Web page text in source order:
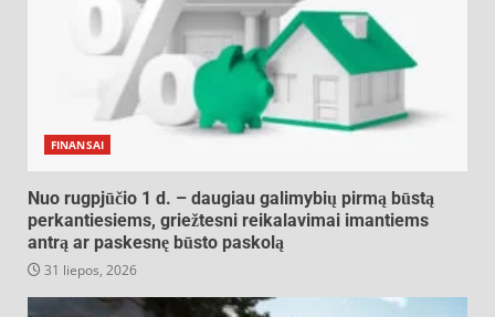
FINANSAI
Nuo rugpjūčio 1 d. – daugiau galimybių pirmą būstą
perkantiesiems, griežtesni reikalavimai imantiems
antrą ar paskesnę būsto paskolą
31 liepos, 2026